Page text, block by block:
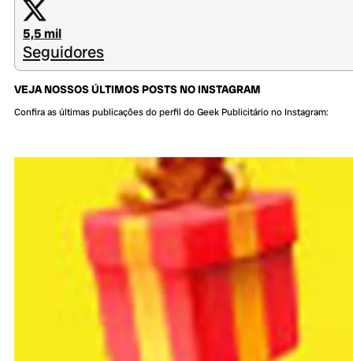
5,5 mil
Seguidores
VEJA NOSSOS ÚLTIMOS POSTS NO INSTAGRAM
Confira as últimas publicações do perfil do Geek Publicitário no Instagram: